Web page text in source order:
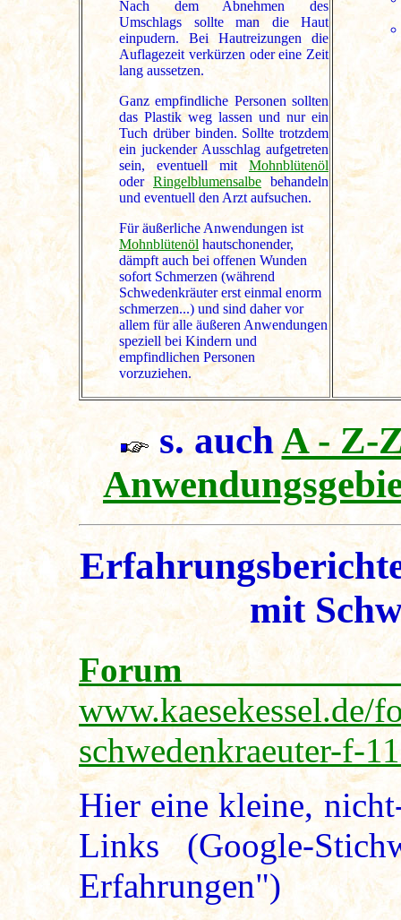
Nach dem Abnehmen des
Umschlags sollte man die Haut
einpudern. Bei Hautreizungen die
Auflagezeit verkürzen oder eine Zeit
lang aussetzen.
Ganz empfindliche Personen sollten
das Plastik weg lassen und nur ein
Tuch drüber binden. Sollte trotzdem
ein juckender Ausschlag aufgetreten
sein, eventuell mit Mohnblütenöl
oder Ringelblumensalbe behandeln
und eventuell den Arzt aufsuchen.
Für äußerliche Anwendungen ist
Mohnblütenöl hautschonender,
dämpft auch bei offenen Wunden
sofort Schmerzen (während
Schwedenkräuter erst einmal enorm
schmerzen...) und sind daher vor
allem für alle äußeren Anwendungen
speziell bei Kindern und
empfindlichen Personen
vorzuziehen.
s. auchA - Z-
mit
Forum
www.kaesekessel.de/
schwedenkraeuter-f-
Hier eine kleine,
Links (Google-
Erfahrungen")